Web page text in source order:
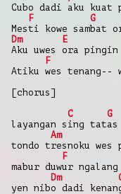
Cubo dadi aku kuat
F
G
Mesti kowe sambat
Dm
E
Aku uwes ora
F
Atiku wes tenang--
[chorus]
C
G
layangan sing tatas
Am
tondo tresnoku wes
F
mabur duwur
Dm
yen nibo dadi